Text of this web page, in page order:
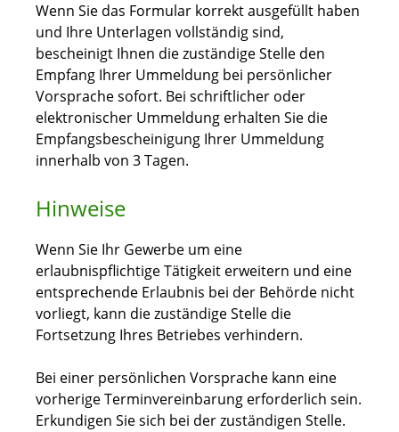
Wenn Sie das Formular korrekt ausgefüllt haben
und Ihre Unterlagen vollständig sind,
bescheinigt Ihnen die zuständige Stelle den
Empfang Ihrer Ummeldung bei persönlicher
Vorsprache sofort. Bei schriftlicher oder
elektronischer Ummeldung erhalten Sie die
Empfangsbescheinigung Ihrer Ummeldung
innerhalb von 3 Tagen.
Hinweise
Wenn Sie Ihr Gewerbe um eine
erlaubnispflichtige Tätigkeit erweitern und eine
entsprechende Erlaubnis bei der Behörde nicht
vorliegt, kann die zuständige Stelle die
Fortsetzung Ihres Betriebes verhindern.
Bei einer persönlichen Vorsprache kann eine
vorherige Terminvereinbarung erforderlich sein.
Erkundigen Sie sich bei der zuständigen Stelle.